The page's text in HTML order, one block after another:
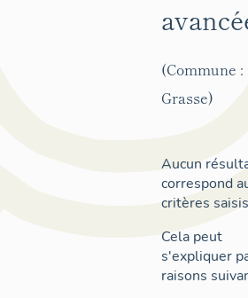
(Commune :
Grasse)
Aucun
correspond
critères
Cela peut
s'expliquer
raisons